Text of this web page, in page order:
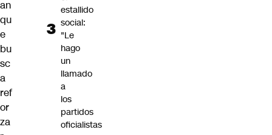
an
qu
e
bu
sc
a
ref
or
za
estallido
social:
"Le
hago
un
llamado
a
los
partidos
oficialistas